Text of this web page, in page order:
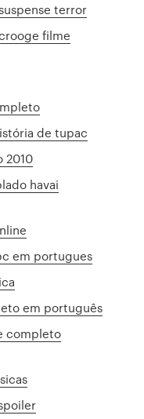
terror
filme
de tupac
2010
havai
em portugues
em português
completo